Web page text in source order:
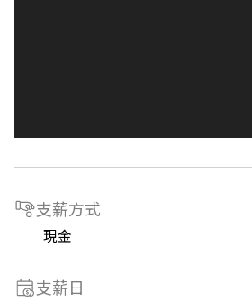
支薪方式
現金
支薪日